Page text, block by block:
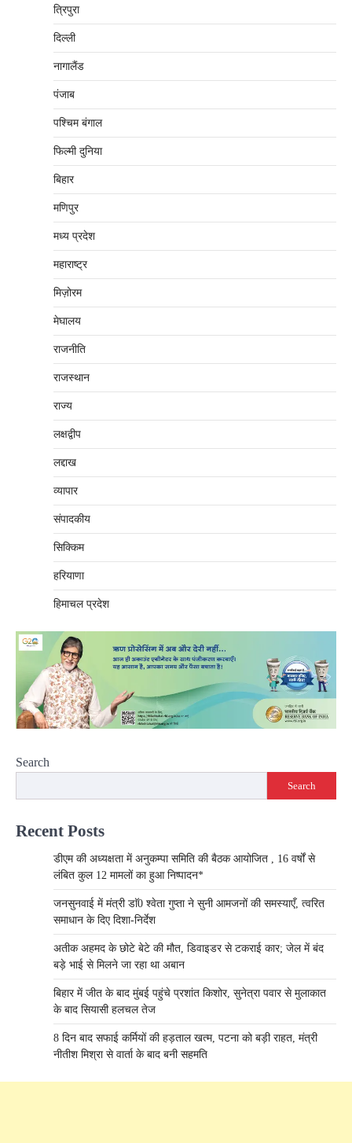
त्रिपुरा
दिल्‍ली
नागालैंड
पंजाब
पश्चिम बंगाल
फिल्मी दुनिया
बिहार
मणिपुर
मध्‍य प्रदेश
महाराष्‍ट्र
मिज़ोरम
मेघालय
राजनीति
राजस्थान
राज्य
लक्षद्वीप
लद्दाख
व्यापार
संपादकीय
सिक्किम
हरियाणा
हिमाचल प्रदेश
Search
Search
Recent Posts
डीएम की अध्यक्षता में अनुकम्पा समिति की बैठक आयोजित , 16 वर्षों से
लंबित कुल 12 मामलों का हुआ निष्पादन*
जनसुनवाई में मंत्री डाॅ0 श्वेता गुप्ता ने सुनी आमजनों की समस्याएँ, त्वरित
समाधान के दिए दिशा-निर्देश
अतीक अहमद के छोटे बेटे की मौत, डिवाइडर से टकराई कार; जेल में बंद
बड़े भाई से मिलने जा रहा था अबान
बिहार में जीत के बाद मुंबई पहुंचे प्रशांत किशोर, सुनेत्रा पवार से मुलाकात
के बाद सियासी हलचल तेज
8 दिन बाद सफाई कर्मियों की हड़ताल खत्म, पटना को बड़ी राहत, मंत्री
नीतीश मिश्रा से वार्ता के बाद बनी सहमति